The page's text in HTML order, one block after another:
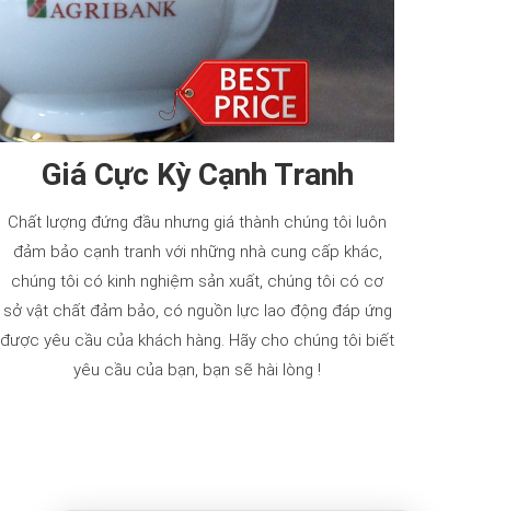
Giá Cực Kỳ Cạnh Tranh
Chất lượng đứng đầu nhưng giá thành chúng tôi luôn
đảm bảo cạnh tranh với những nhà cung cấp khác,
chúng tôi có kinh nghiệm sản xuất, chúng tôi có cơ
sở vật chất đảm bảo, có nguồn lực lao động đáp ứng
được yêu cầu của khách hàng. Hãy cho chúng tôi biết
yêu cầu của bạn, bạn sẽ hài lòng !